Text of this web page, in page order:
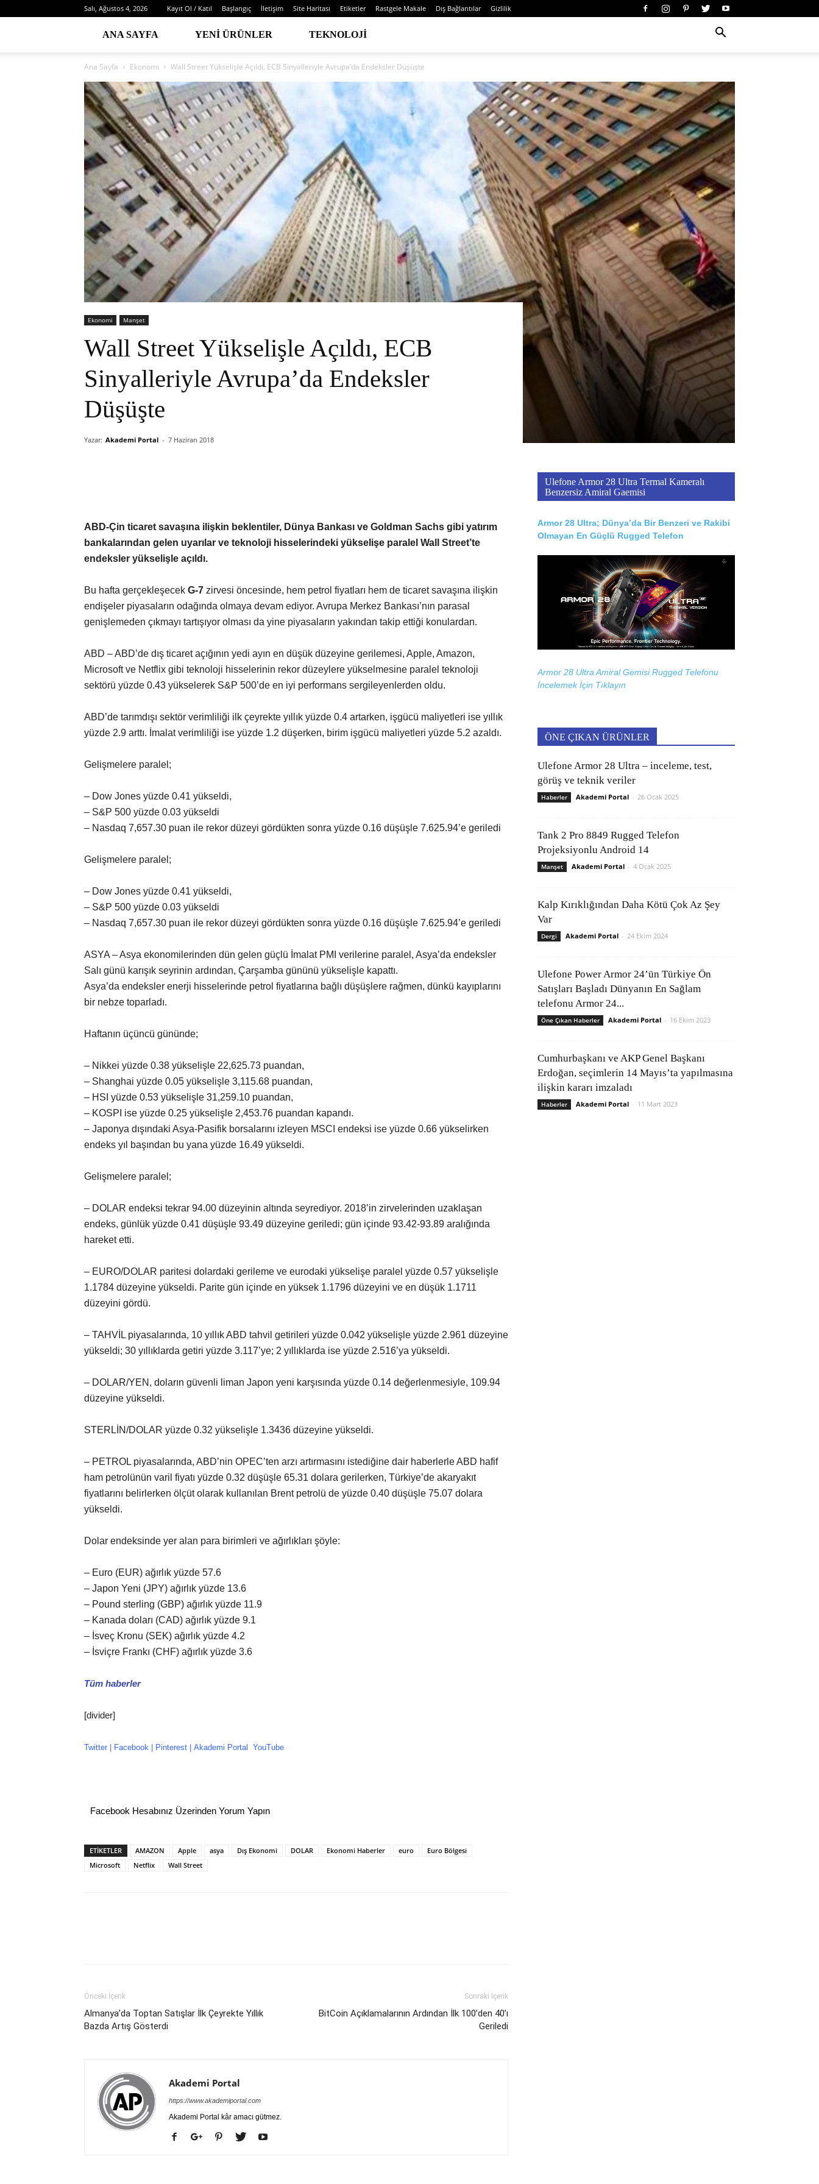
Salı, Ağustos 4, 2026 Kayıt Ol / Katıl Başlangıç İletişim Site Haritası Etiketler Rastgele Makale Dış Bağlantılar Gizlilik
ANA SAYFA YENI ÜRÜNLER TEKNOLOJI
Ana Sayfa Ekonomi Wall Street Yükselişle Açıldı, ECB Sinyalleriyle Avrupa’da Endeksler Düşüşte
Ekonomi Manşet
Wall Street Yükselişle Açıldı, ECB
Sinyalleriyle Avrupa’da Endeksler
Düşüşte
Yazar: Akademi Portal - 7 Haziran 2018
ABD-Çin ticaret savaşına ilişkin beklentiler, Dünya Bankası ve Goldman Sachs gibi yatırım
bankalarından gelen uyarılar ve teknoloji hisselerindeki yükselişe paralel Wall Street’te
endeksler yükselişle açıldı.
Bu hafta gerçekleşecek G-7 zirvesi öncesinde, hem petrol fiyatları hem de ticaret savaşına ilişkin
endişeler piyasaların odağında olmaya devam ediyor. Avrupa Merkez Bankası’nın parasal
genişlemeden çıkmayı tartışıyor olması da yine piyasaların yakından takip ettiği konulardan.
ABD – ABD’de dış ticaret açığının yedi ayın en düşük düzeyine gerilemesi, Apple, Amazon,
Microsoft ve Netflix gibi teknoloji hisselerinin rekor düzeylere yükselmesine paralel teknoloji
sektörü yüzde 0.43 yükselerek S&P 500’de en iyi performans sergileyenlerden oldu.
ABD’de tarımdışı sektör verimliliği ilk çeyrekte yıllık yüzde 0.4 artarken, işgücü maliyetleri ise yıllık
yüzde 2.9 arttı. İmalat verimliliği ise yüzde 1.2 düşerken, birim işgücü maliyetleri yüzde 5.2 azaldı.
Gelişmelere paralel;
– Dow Jones yüzde 0.41 yükseldi,
– S&P 500 yüzde 0.03 yükseldi
– Nasdaq 7,657.30 puan ile rekor düzeyi gördükten sonra yüzde 0.16 düşüşle 7.625.94’e geriledi
Gelişmelere paralel;
– Dow Jones yüzde 0.41 yükseldi,
– S&P 500 yüzde 0.03 yükseldi
– Nasdaq 7,657.30 puan ile rekor düzeyi gördükten sonra yüzde 0.16 düşüşle 7.625.94’e geriledi
ASYA – Asya ekonomilerinden dün gelen güçlü İmalat PMI verilerine paralel, Asya’da endeksler
Salı günü karışık seyrinin ardından, Çarşamba gününü yükselişle kapattı.
Asya’da endeksler enerji hisselerinde petrol fiyatlarına bağlı düşüşlere rağmen, dünkü kayıplarını
bir nebze toparladı.
Haftanın üçüncü gününde;
– Nikkei yüzde 0.38 yükselişle 22,625.73 puandan,
– Shanghai yüzde 0.05 yükselişle 3,115.68 puandan,
– HSI yüzde 0.53 yükselişle 31,259.10 puandan,
– KOSPI ise yüzde 0.25 yükselişle 2,453.76 puandan kapandı.
– Japonya dışındaki Asya-Pasifik borsalarını izleyen MSCI endeksi ise yüzde 0.66 yükselirken
endeks yıl başından bu yana yüzde 16.49 yükseldi.
Gelişmelere paralel;
– DOLAR endeksi tekrar 94.00 düzeyinin altında seyrediyor. 2018’in zirvelerinden uzaklaşan
endeks, günlük yüzde 0.41 düşüşle 93.49 düzeyine geriledi; gün içinde 93.42-93.89 aralığında
hareket etti.
– EURO/DOLAR paritesi dolardaki gerileme ve eurodaki yükselişe paralel yüzde 0.57 yükselişle
1.1784 düzeyine yükseldi. Parite gün içinde en yüksek 1.1796 düzeyini ve en düşük 1.1711
düzeyini gördü.
– TAHVİL piyasalarında, 10 yıllık ABD tahvil getirileri yüzde 0.042 yükselişle yüzde 2.961 düzeyine
yükseldi; 30 yıllıklarda getiri yüzde 3.117’ye; 2 yıllıklarda ise yüzde 2.516’ya yükseldi.
– DOLAR/YEN, doların güvenli liman Japon yeni karşısında yüzde 0.14 değerlenmesiyle, 109.94
düzeyine yükseldi.
STERLİN/DOLAR yüzde 0.32 yükselişle 1.3436 düzeyine yükseldi.
– PETROL piyasalarında, ABD’nin OPEC’ten arzı artırmasını istediğine dair haberlerle ABD hafif
ham petrolünün varil fiyatı yüzde 0.32 düşüşle 65.31 dolara gerilerken, Türkiye’de akaryakıt
fiyatlarını belirlerken ölçüt olarak kullanılan Brent petrolü de yüzde 0.40 düşüşle 75.07 dolara
yükseldi.
Dolar endeksinde yer alan para birimleri ve ağırlıkları şöyle:
– Euro (EUR) ağırlık yüzde 57.6
– Japon Yeni (JPY) ağırlık yüzde 13.6
– Pound sterling (GBP) ağırlık yüzde 11.9
– Kanada doları (CAD) ağırlık yüzde 9.1
– İsveç Kronu (SEK) ağırlık yüzde 4.2
– İsviçre Frankı (CHF) ağırlık yüzde 3.6
Tüm haberler
[divider]
Twitter | Facebook | Pinterest | Akademi Portal YouTube
Facebook Hesabınız Üzerinden Yorum Yapın
ETİKETLER AMAZON Apple asya Dış Ekonomi DOLAR Ekonomi Haberler euro
Euro Bölgesi
Microsoft
Netflix Wall Street
Önceki İçerik
Almanya’da Toptan Satışlar İlk Çeyrekte Yıllık
Bazda Artış Gösterdi
Sonraki İçerik
BitCoin Açıklamalarının Ardından İlk 100’den 40’ı
Geriledi
Akademi Portal
https://www.akademiportal.com
Akademi Portal kâr amacı gütmez.
Ulefone Armor 28 Ultra Termal Kameralı
Benzersiz Amiral Gaemisi
Armor 28 Ultra; Dünya’da Bir Benzeri ve Rakibi
Olmayan En Güçlü Rugged Telefon
Armor 28 Ultra Amiral Gemisi Rugged Telefonu
İncelemek İçin Tıklayın
ÖNE ÇIKAN ÜRÜNLER
Ulefone Armor 28 Ultra – inceleme, test,
görüş ve teknik veriler
Haberler Akademi Portal - 26 Ocak 2025
Tank 2 Pro 8849 Rugged Telefon
Projeksiyonlu Android 14
Manşet Akademi Portal - 4 Ocak 2025
Kalp Kırıklığından Daha Kötü Çok Az Şey
Var
Dergi Akademi Portal - 24 Ekim 2024
Ulefone Power Armor 24’ün Türkiye Ön
Satışları Başladı Dünyanın En Sağlam
telefonu Armor 24...
Öne Çıkan Haberler Akademi Portal - 16 Ekim 2023
Cumhurbaşkanı ve AKP Genel Başkanı
Erdoğan, seçimlerin 14 Mayıs’ta yapılmasına
ilişkin kararı imzaladı
Haberler Akademi Portal - 11 Mart 2023